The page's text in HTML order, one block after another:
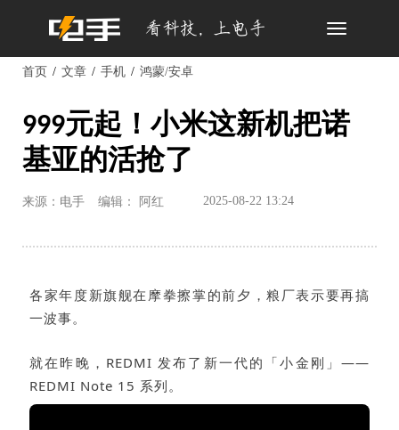
Toggle
首页 文章 手机 鸿蒙/安卓
999元起！小米这新机把诺
基亚的活抢了
来源：电手 编辑： 阿红 2025-08-22 13:24
各家年度新旗舰在摩拳擦掌的前夕，粮厂表示要再搞
一波事。
就在昨晚，REDMI 发布了新一代的「小金刚」——
REDMI Note 15 系列。